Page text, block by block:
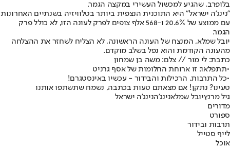
בלופרב, שהגיע למכשול העשירי במקצה הגמר.
"נינג'ה ישראל" היא התוכנית הנצפית ביותר בטלוויזיה בשנתיים האחרונות
עם ממוצע של 20.6% ו-568 אלף צופים לפרק לעונה הזו, לא כולל פרק
הגמר.
יובל שמלא, המנצח של העונה הראשונה, לא הצליח לשחזר את ההצלחה
מהעונה הקודמת והוא נפל בשלב מוקדם.
כתבת: לי מור // צלם: משה בן שמחון
•תתפלאו: זו ארוחת החלומות של אסף גרניט
•כל התרבות, הרכילות והבידור - עכשיו באינסטגרם!
טעינו? נתקן! אם מצאתם טעות בכתבה, נשמח שתשתפו אותנו
גיל מרנץיובל שמלאנינג'הנינג'ה ישראל
מדורים
ספורט
תרבות ובידור
לייף סטייל
אוכל